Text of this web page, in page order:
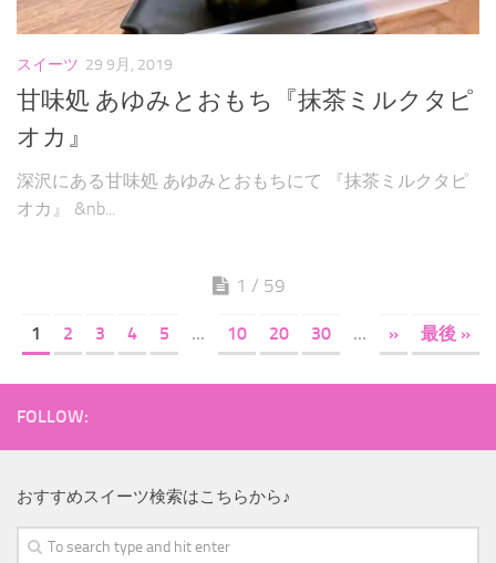
スイーツ 29 9月, 2019
甘味処 あゆみとおもち『抹茶ミルクタピ
オカ』
深沢にある甘味処 あゆみとおもちにて 『抹茶ミルクタピ
オカ』 &nb...
1 / 59
1 2 3 4 5 ... 10 20 30 ... » 最後 »
FOLLOW:
おすすめスイーツ検索はこちらから♪